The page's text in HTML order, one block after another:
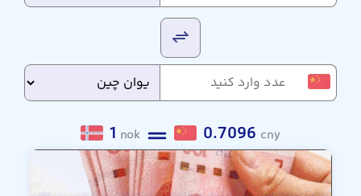
1 nok 0.7096 cny